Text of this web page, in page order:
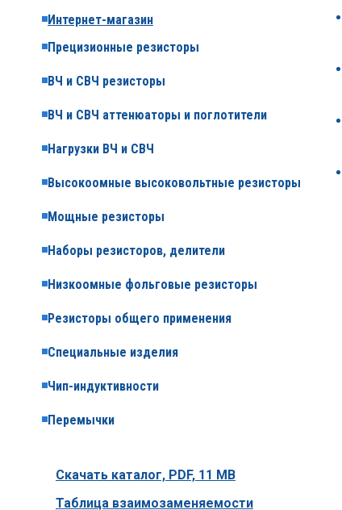
Интернет-магазин
Прецизионные резисторы
ВЧ и СВЧ резисторы
ВЧ и СВЧ аттенюаторы и поглотители
Нагрузки ВЧ и СВЧ
Высокоомные высоковольтные резисторы
Мощные резисторы
Наборы резисторов, делители
Низкоомные фольговые резисторы
Резисторы общего применения
Специальные изделия
Чип-индуктивности
Перемычки
Скачать каталог, PDF, 11 MB
Таблица взаимозаменяемости